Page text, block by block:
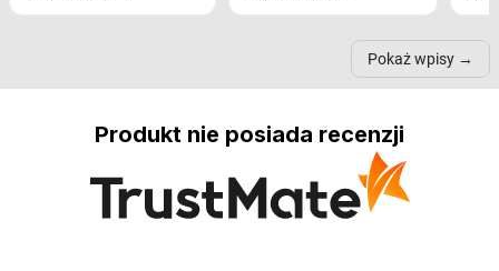
nich może przydać się w
Pokaż wpisy
Produkt nie posiada recenzji